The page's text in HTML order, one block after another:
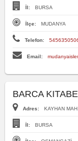
İl: BURSA
İlçe: MUDANYA
Telefon:
Email:
BARCA
Adres: KAYHAN
İl: BURSA